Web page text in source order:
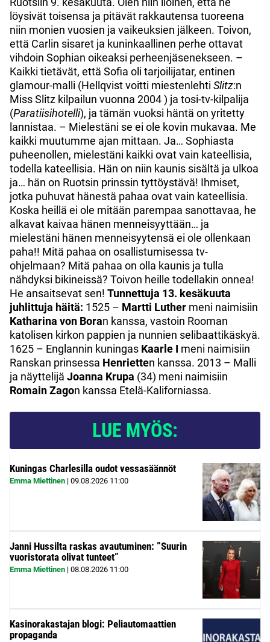
löysivät toisensa ja pitävät rakkautensa tuoreena
niin monien vuosien ja vaikeuksien jälkeen. Toivon,
että Carlin sisaret ja kuninkaallinen perhe ottavat
vihdoin Sophian oikeaksi perheenjäsenekseen. –
Kaikki tietävät, että Sofia oli tarjoilijatar, entinen
glamour-malli (Hellqvist voitti miestenlehti Slitz:n
Miss Slitz kilpailun vuonna 2004 ) ja tosi-tv-kilpalija
(Paratiisihotelli), ja tämän vuoksi häntä on yritetty
lannistaa. – Mielestäni se ei ole kovin mukavaa. Me
kaikki muutumme ajan mittaan. Ja… Sophiasta
puheenollen, mielestäni kaikki ovat vain kateellisia,
todella kateellisia. Hän on niin kaunis sisältä ja ulkoa
ja… hän on Ruotsin prinssin tyttöystävä! Ihmiset,
jotka puhuvat hänestä pahaa ovat vain kateellisia.
Koska heillä ei ole mitään parempaa sanottavaa, he
alkavat kaivaa hänen menneisyyttään… ja
mielestäni hänen menneisyytensä ei ole ollenkaan
paha!! Mitä pahaa on osallistumisessa tv-
ohjelmaan? Mitä pahaa on olla kaunis ja tulla
nähdyksi bikineissä? Toivon heille todellakin onnea!
He ansaitsevat sen! Tunnettuja 13. kesäkuuta
juhlittuja häitä: 1525 – Martti Luther meni naimisiin
Katharina von Boran kanssa, vastoin Rooman
katolisen kirkon pappien ja nunnien selibaattikäskyä.
1625 – Englannin kuningas Kaarle I meni naimisiin
Ranskan prinsessa Henrietten kanssa. 2013 – Malli
ja näyttelijä Joanna Krupa (34) meni naimisiin
Romain Zagon kanssa Etelä-Kaliforniassa.
LUE MYÖS:
Kuningas Charlesilla oudot vessasäännöt
Emma Miettinen | 09.08.2026 11:00
Janni Hussilta raskas avautuminen: ”Suurin
vuoristorata olivat tunteet”
Emma Miettinen | 08.08.2026 11:00
Kasinorakastajan blogi: Peliautomaattien
propaganda